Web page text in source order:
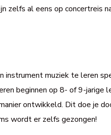
zelfs al eens op concertreis
instrument muziek te leren
beginnen op 8- of 9-
ontwikkeld. Dit doe je
wordt er zelfs gezongen!